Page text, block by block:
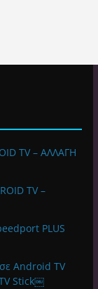
TV – ΑΛΛΑΓΗ
TV –
PLUS
Android TV
Stick￼